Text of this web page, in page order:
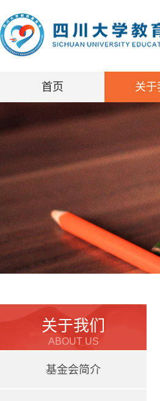
首页 关于
关于我们
ABOUT US
基金会简介